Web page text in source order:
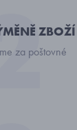
ZBOŽÍ
za poštovné